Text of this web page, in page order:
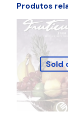
Produtos
Sold